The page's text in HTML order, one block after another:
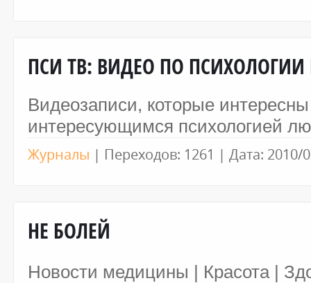
ПСИ ТВ: ВИДЕО ПО
Видеозаписи, которые
интересующимся психологией
Журналы | Переходов: 1261 | Дата: 2010/
НЕ БОЛЕЙ
Новости медицины | Красота |